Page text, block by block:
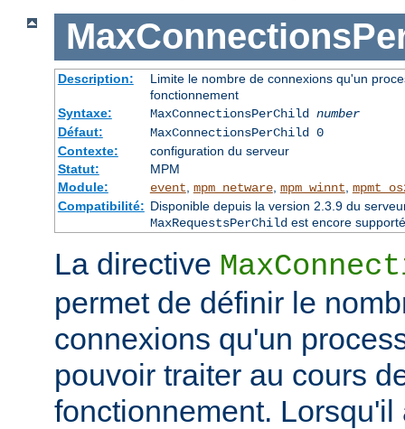
Description:
Limite le nombre de connexions qu'un
fonctionnement
Syntaxe:
MaxConnectionsPerChild number
Défaut:
MaxConnectionsPerChild 0
Contexte:
configuration du serveur
Statut:
MPM
Module:
event mpm_netware, mpm_winnt
Compatibilité: Disponible depuis la version 2.3.9 du
MaxRequestsPerChildest encore
La directive
permet de définir le
connexions qu'un
pouvoir traiter au cours
fonctionnement. Lorsqu'il